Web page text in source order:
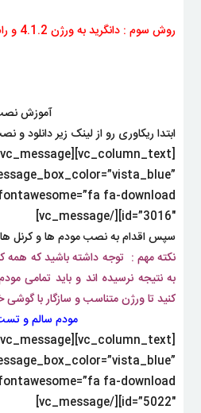
روش سوم : دانگرید به ورژن 4.1.2 و رام 4 فایله و رفع مشکل
آموزش
ابتدا ریکاوری رو از لینک زیر دانلود و
[vc_column_text][vc_message
id=”3016″][/vc_message]
سپس اقدام به نصب مودم ها و کرنل ها
نکته مهم : توجه داشته باشید که همه
به نتیجه نرسیده اند و باید تمامی
کنید تا ورژن متناسب و سازگار با گوشی
مودم سالم و
[vc_column_text][vc_message
id=”5022″][/vc_message]